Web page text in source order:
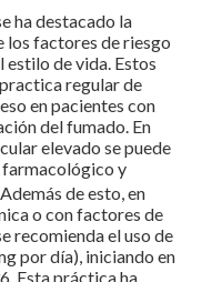
ha destacado la
los factores de riesgo
de vida. Estos
regular de
en pacientes con
del fumado. En
elevado se puede
y
de esto, en
o con factores de
recomienda el uso de
por día), iniciando en
Esta práctica ha